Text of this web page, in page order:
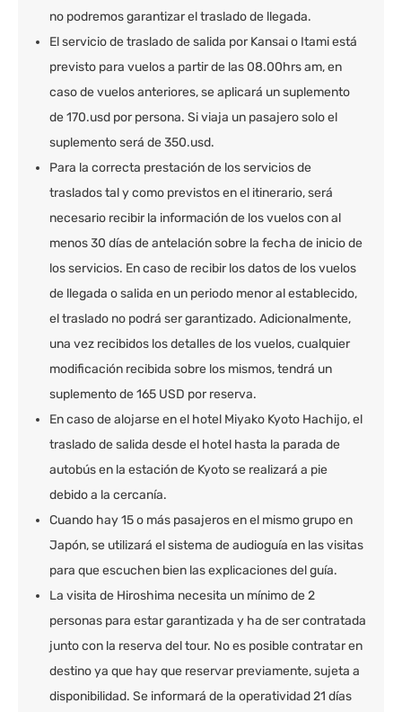
no podremos garantizar el traslado de llegada.
El servicio de traslado de salida por Kansai o Itami está
previsto para vuelos a partir de las 08.00hrs am, en
caso de vuelos anteriores, se aplicará un suplemento
de 170.usd por persona. Si viaja un pasajero solo el
suplemento será de 350.usd.
Para la correcta prestación de los servicios de
traslados tal y como previstos en el itinerario, será
necesario recibir la información de los vuelos con al
menos 30 días de antelación sobre la fecha de inicio de
los servicios. En caso de recibir los datos de los vuelos
de llegada o salida en un periodo menor al establecido,
el traslado no podrá ser garantizado. Adicionalmente,
una vez recibidos los detalles de los vuelos, cualquier
modificación recibida sobre los mismos, tendrá un
suplemento de 165 USD por reserva.
En caso de alojarse en el hotel Miyako Kyoto Hachijo, el
traslado de salida desde el hotel hasta la parada de
autobús en la estación de Kyoto se realizará a pie
debido a la cercanía.
Cuando hay 15 o más pasajeros en el mismo grupo en
Japón, se utilizará el sistema de audioguía en las visitas
para que escuchen bien las explicaciones del guía.
La visita de Hiroshima necesita un mínimo de 2
personas para estar garantizada y ha de ser contratada
junto con la reserva del tour. No es posible contratar en
destino ya que hay que reservar previamente, sujeta a
disponibilidad. Se informará de la operatividad 21 días